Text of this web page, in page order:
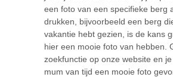
een foto van een specifieke berg
drukken, bijvoorbeeld een berg
vakantie hebt gezien, is de kans
hier een mooie foto van hebben.
zoekfunctie op onze website en
mum van tijd een mooie foto